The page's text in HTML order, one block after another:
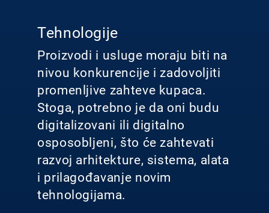
Tehnologije
Proizvodi i usluge moraju biti na
nivou konkurencije i zadovoljiti
promenljive zahteve kupaca.
Stoga, potrebno je da oni budu
digitalizovani ili digitalno
osposobljeni, što će zahtevati
razvoj arhitekture, sistema, alata
i prilagođavanje novim
tehnologijama.